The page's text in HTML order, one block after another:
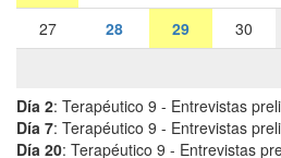
27
28 29 30
Día 2: Terapéutico 9 - Entrevistas
Día 7: Terapéutico 9 - Entrevistas
Día 20: Terapéutico 9 - Entrevistas